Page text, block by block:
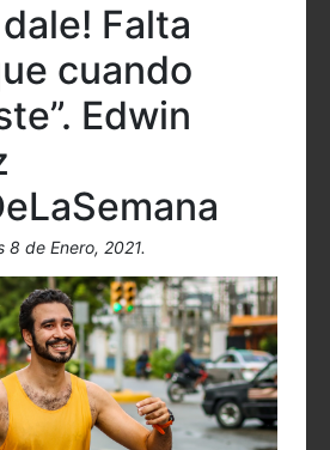
dale! Falta
cuando
Edwin
8 de Enero, 2021.